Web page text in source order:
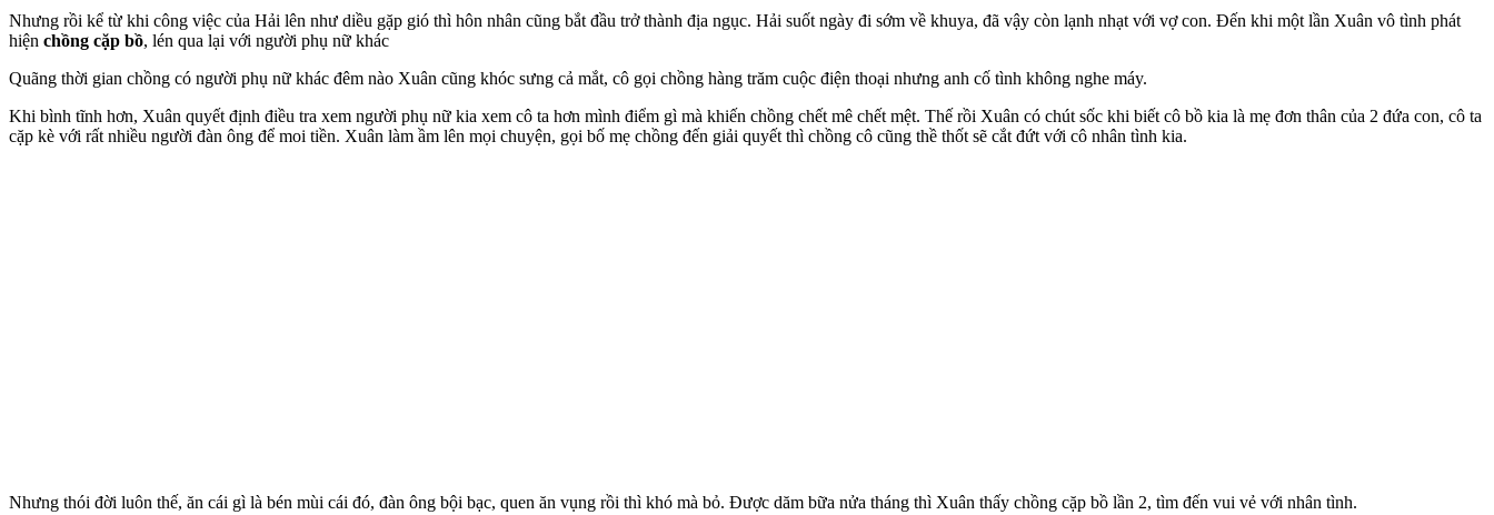
Nhưng rồi kể từ khi công việc của Hải lên như diều gặp gió thì hôn nhân cũng bắt đầu trở thành địa ngục. Hải suốt ngày đi sớm về khuya, đã vậy còn lạnh nhạt với vợ con. Đến khi một lần Xuân vô tình phát
hiện chồng cặp bồ, lén qua lại với người phụ nữ khác
Quãng thời gian chồng có người phụ nữ khác đêm nào Xuân cũng khóc sưng cả mắt, cô gọi chồng hàng trăm cuộc điện thoại nhưng anh cố tình không nghe máy.
Khi bình tĩnh hơn, Xuân quyết định điều tra xem người phụ nữ kia xem cô ta hơn mình điểm gì mà khiến chồng chết mê chết mệt. Thế rồi Xuân có chút sốc khi biết cô bồ kia là mẹ đơn thân của 2 đứa con, cô ta
cặp kè với rất nhiều người đàn ông để moi tiền. Xuân làm ầm lên mọi chuyện, gọi bố mẹ chồng đến giải quyết thì chồng cô cũng thề thốt sẽ cắt đứt với cô nhân tình kia.
Nhưng thói đời luôn thế, ăn cái gì là bén mùi cái đó, đàn ông bội bạc, quen ăn vụng rồi thì khó mà bỏ. Được dăm bữa nửa tháng thì Xuân thấy chồng cặp bồ lần 2, tìm đến vui vẻ với nhân tình.